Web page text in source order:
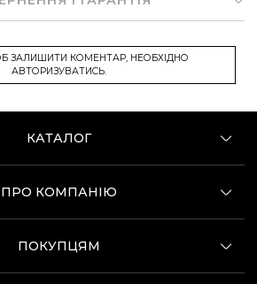
ЗАЛИШИТИ КОМЕНТАР, НЕОБХІДНО
АВТОРИЗУВАТИСЬ.
КАТАЛОГ
ПРО КОМПАНІЮ
ПОКУПЦЯМ